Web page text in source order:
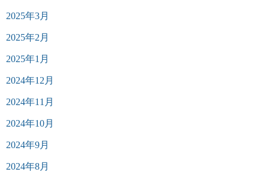
2025年3月
2025年2月
2025年1月
2024年12月
2024年11月
2024年10月
2024年9月
2024年8月